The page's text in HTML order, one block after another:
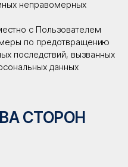
неправомерных
с Пользователем
по предотвращению
последствий, вызванных
данных
СТОРОН